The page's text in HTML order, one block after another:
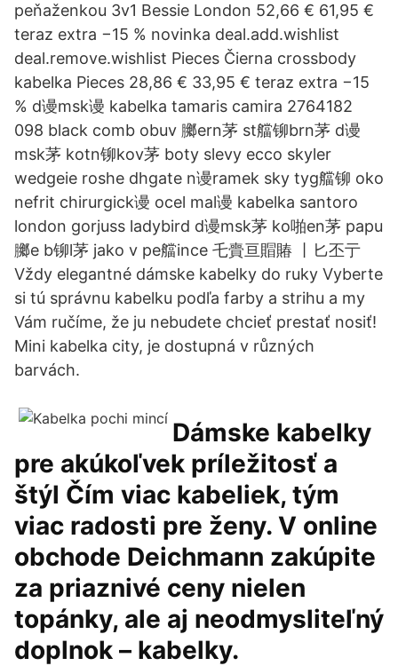
peňaženkou 3v1 Bessie London 52,66 € 61,95 €
teraz extra −15 % novinka deal.add.wishlist
deal.remove.wishlist Pieces Čierna crossbody
kabelka Pieces 28,86 € 33,95 € teraz extra −15
% d谩msk谩 kabelka tamaris camira 2764182
098 black comb obuv 膷ern茅 st艡铆brn茅 d谩
msk茅 kotn铆kov茅 boty slevy ecco skyler
wedgeie roshe dhgate n谩ramek sky tyg艡铆 oko
nefrit chirurgick谩 ocel mal谩 kabelka santoro
london gorjuss ladybird d谩msk茅 ko啪en茅 papu
膷e b铆l茅 jako v pe艡ince 乇賷亘賵賰 丨匕丕亍
Vždy elegantné dámske kabelky do ruky ️Vyberte
si tú správnu kabelku podľa farby a strihu a my
Vám ručíme, že ju nebudete chcieť prestať nosiť! ️
Mini kabelka city, je dostupná v různých
barvách.
Dámske kabelky
pre akúkoľvek príležitosť a
štýl Čím viac kabeliek, tým
viac radosti pre ženy. V online
obchode Deichmann zakúpite
za priaznivé ceny nielen
topánky, ale aj neodmysliteľný
doplnok – kabelky.